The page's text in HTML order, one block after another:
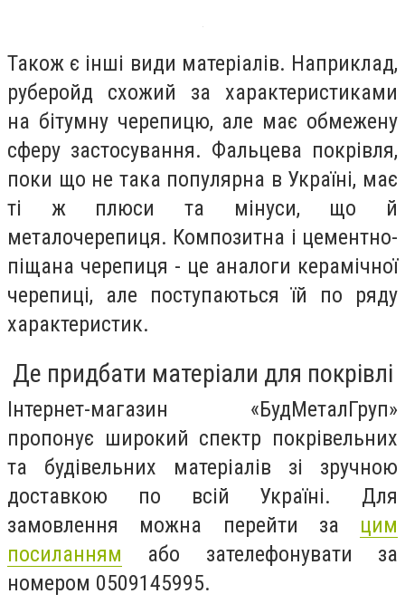
Також є інші види матеріалів. Наприклад,
руберойд схожий за характеристиками
на бітумну черепицю, але має обмежену
сферу застосування. Фальцева покрівля,
поки що не така популярна в Україні, має
ті ж плюси та мінуси, що й
металочерепиця. Композитна і цементно-
піщана черепиця - це аналоги керамічної
черепиці, але поступаються їй по ряду
характеристик.
Де придбати матеріали для покрівлі
Інтернет-магазин «БудМеталГруп»
пропонує широкий спектр покрівельних
та будівельних матеріалів зі зручною
доставкою по всій Україні. Для
замовлення можна перейти за цим
посиланням або зателефонувати за
номером 0509145995.